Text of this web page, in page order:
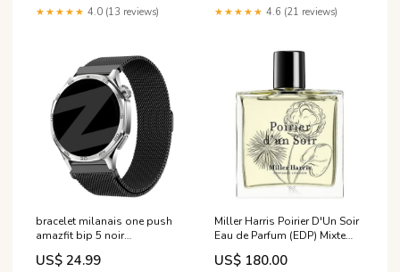
★★★★★ 4.0 (13 reviews) ★★★★★ 4.6 (21 reviews)
bracelet milanais one push
amazfit bip 5 noir
variant_9249073DD-001-
MKM
US$ 24.99
Miller Harris Poirier D'Un Soir
Eau de Parfum (EDP) Mixte
100ml Acqua Di Praga
US$ 180.00